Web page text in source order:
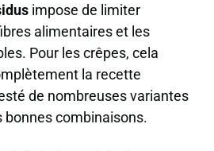
impose de limiter
alimentaires et les
Pour les crêpes, cela
la recette
de nombreuses variantes
bonnes combinaisons.